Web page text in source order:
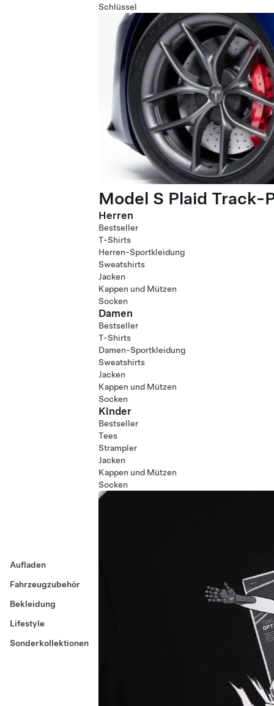
Aufladen
Fahrzeugzubehör
Bekleidung
Lifestyle
Sonderkollektionen
Schlüssel
Model S Plaid Track-
Herren
Bestseller
T-Shirts
Herren-Sportkleidung
Sweatshirts
Jacken
Kappen und Mützen
Socken
Damen
Bestseller
T-Shirts
Damen-Sportkleidung
Sweatshirts
Jacken
Kappen und Mützen
Socken
Kinder
Bestseller
Tees
Strampler
Jacken
Kappen und Mützen
Socken